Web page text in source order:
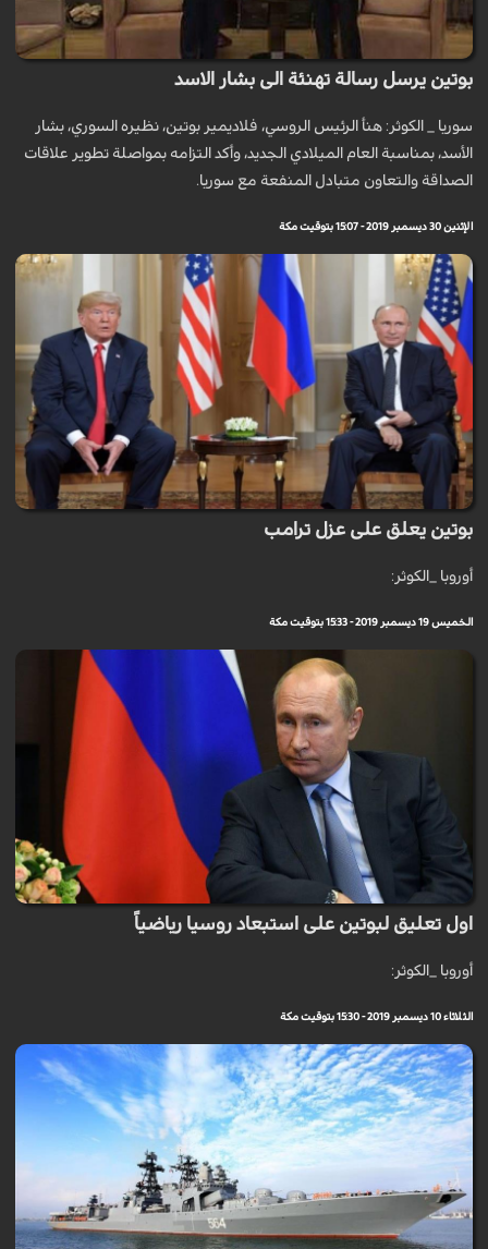
بوتين يرسل رسالة تهنئة الى بشار الاسد
سوريا _ الكوثر: هنأ الرئيس الروسي، فلاديمير بوتين، نظيره السوري، بشار
الأسد، بمناسبة العام الميلادي الجديد، وأكد التزامه بمواصلة تطوير علاقات
الصداقة والتعاون متبادل المنفعة مع سوريا.
الإثنين 30 ديسمبر 2019 - 15:07 بتوقيت مكة
بوتين يعلق على عزل ترامب
أوروبا _الكوثر:
الخميس 19 ديسمبر 2019 - 15:33 بتوقيت مكة
اول تعليق لبوتين على استبعاد روسيا رياضياً
أوروبا _الكوثر:
الثلاثاء 10 ديسمبر 2019 - 15:30 بتوقيت مكة